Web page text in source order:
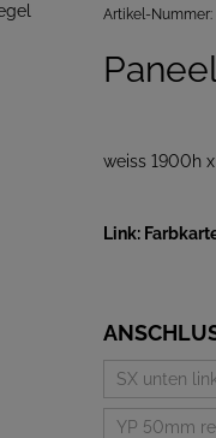
Artikel-Nummer:
weiss 1900h
Link:
SX unten
YP 50mm